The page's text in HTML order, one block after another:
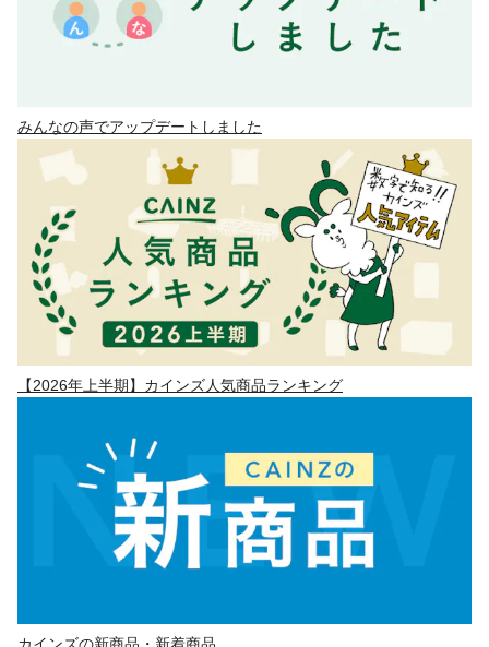
みんなの声でアップデートしました
【2026年上半期】カインズ人気商品ランキング